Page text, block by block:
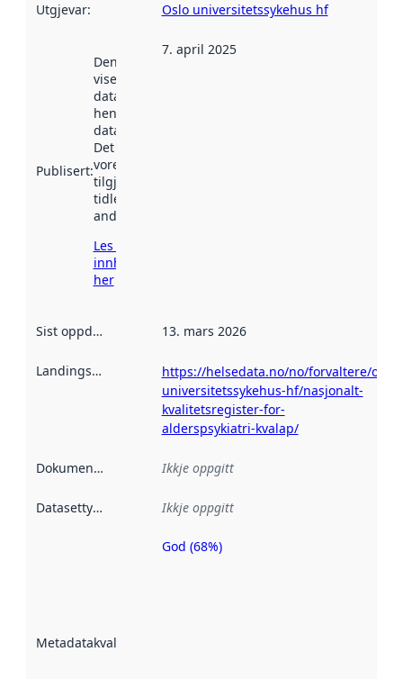
Utgjevar: Oslo universitetssykehus hf
Publisert:
Denne datoen
viser når
datasettet vart
henta inn av
data.norge.no.
Det kan ha
vore
tilgjengeleg
tidlegare
andre stader.
Les meir om
innhenting
her
7. april 2025
Sist oppdatert 13. mars 2026
Landingsside
https://helsedata.no/no/forvaltere/oslo-
universitetssykehus-hf/nasjonalt-
kvalitetsregister-for-
alderspsykiatri-kvalap/
Dokumentasjon Ikkje oppgitt
Datasettype Ikkje oppgitt
Metadatakvalitet
Metadatakvalitet
God (68%)